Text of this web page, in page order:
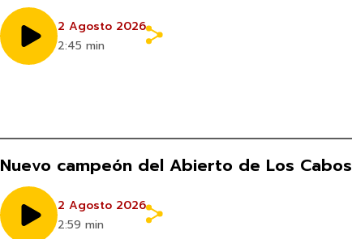
2 Agosto 2026
2:45 min
Nuevo campeón del Abierto de Los Cabos
2 Agosto 2026
2:59 min